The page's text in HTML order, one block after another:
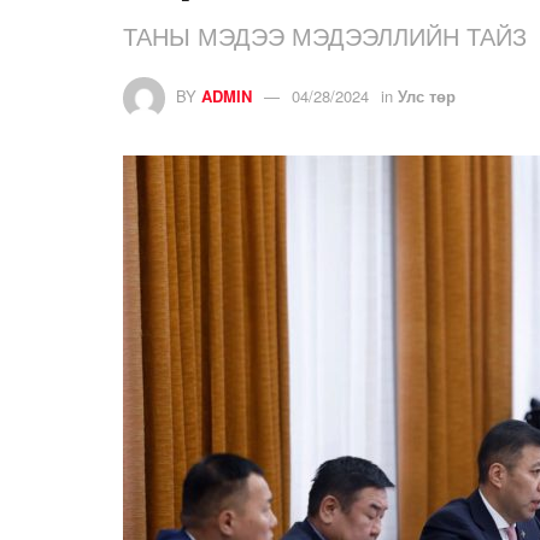
ТАНЫ МЭДЭЭ МЭДЭЭЛЛИЙН ТАЙЗ
BY ADMIN 04/28/2024 in Улс төр